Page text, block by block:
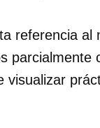
referencia al
parcialmente